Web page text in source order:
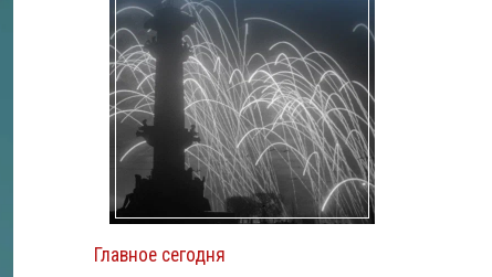
Главное сегодня